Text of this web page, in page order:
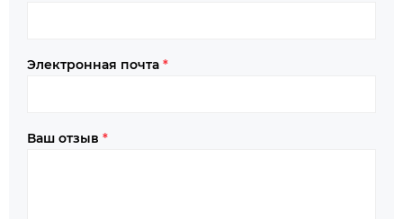
Электронная почта *
Ваш отзыв *